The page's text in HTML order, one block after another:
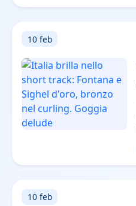
10 feb
10 feb